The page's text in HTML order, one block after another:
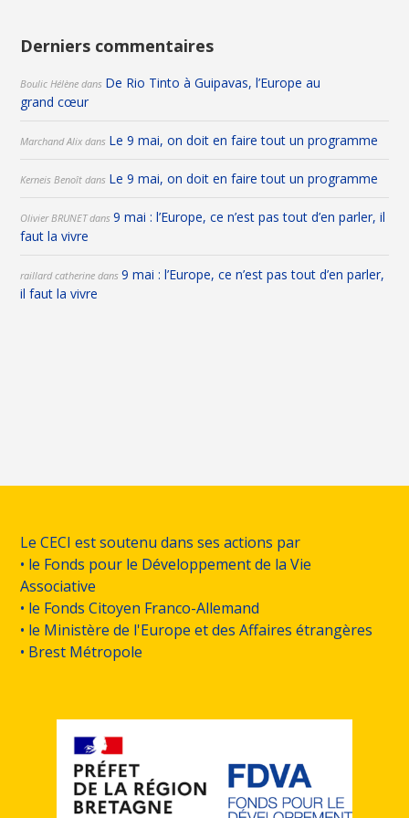
Derniers commentaires
Boulic Hélène dans De Rio Tinto à Guipavas, l’Europe au
grand cœur
Marchand Alix dans Le 9 mai, on doit en faire tout un programme
Kerneis Benoît dans Le 9 mai, on doit en faire tout un programme
Olivier BRUNETdans9 mai : l’Europe, ce n’est pas tout d’en parler, il
faut la vivre
raillard catherine dans9 mai : l’Europe, ce n’est pas tout d’en parler,
il faut la vivre
Le CECI est soutenu dans ses actions par
• le Fonds pour le Développement de la Vie
Associative
• le Fonds Citoyen Franco-Allemand
• le Ministère de l'Europe et des Affaires étrangères
• Brest Métropole